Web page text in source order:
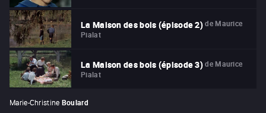
La Maison des bois (épisode 2) de Maurice
Pialat
La Maison des bois (épisode 3) de Maurice
Pialat
Marie-Christine Boulard